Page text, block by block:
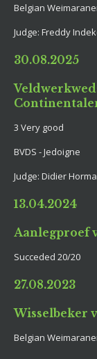
Belgian
Judge: Freddy
30.08.2025
3 Very good
BVDS - Jedoigne
Judge: Didier
13.04.2024
Aanlegproef
Succeded 20/20
27.08.2023
Wisselbeker
Belgian